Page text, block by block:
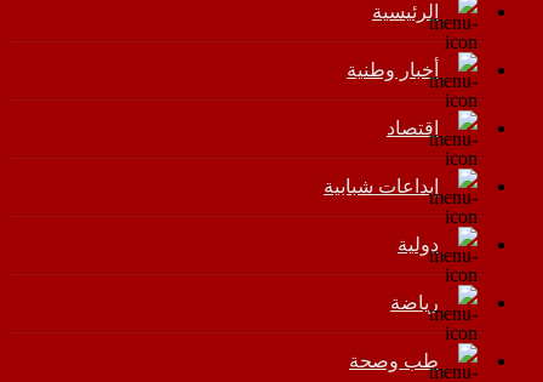
الرئيسية
أخبار وطنية
اقتصاد
إبداعات شبابية
دولية
رياضة
طب وصحة